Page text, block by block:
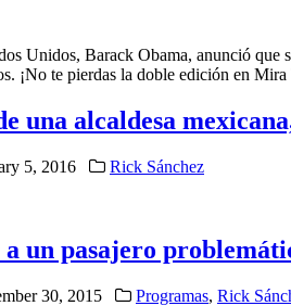
Unidos, Barack Obama, anunció que
¡No te pierdas la doble edición en
una alcaldesa
5, 2016 Rick Sánchez
a un pasajero
30, 2015 Programas, Rick